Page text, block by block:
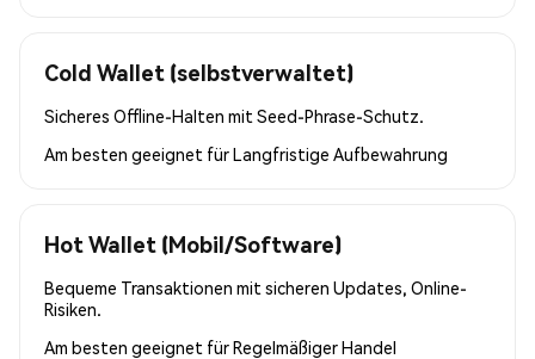
Cold Wallet (selbstverwaltet)
Sicheres Offline-Halten mit Seed-Phrase-Schutz.
Am besten geeignet fürLangfristige Aufbewahrung
Hot Wallet (Mobil/Software)
Bequeme Transaktionen mit sicheren Updates, Online-
Risiken.
Am besten geeignet fürRegelmäßiger Handel